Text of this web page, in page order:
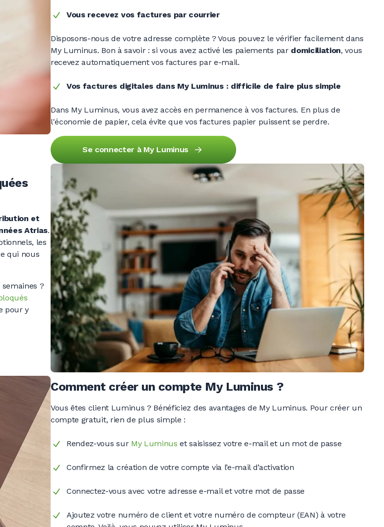
Vous recevez vos factures par courrier
Disposons-nous de votre adresse complète ? Vous pouvez le vérifier facilement dans
My Luminus. Bon àsavoir : si vous avez activé les paiements par domiciliation, vous
recevez automatiquement vos factures par e-mail.
Vos factures digitales dans My Luminus : difficile de faire plus simple
Dans My Luminus, vous avez accès en permanence à vos factures. En plus de
l'économie de papier, cela évite que vos factures papier puissent se perdre.
Se connecter à My Luminus
et
Atrias.
les
qui nous
semaines ?
pour y
Comment créer un compte My Luminus ?
Vous êtes client Luminus ?Bénéficiez des avantages de My Luminus. Pour créer un
compte gratuit, rien de plus simple :
Rendez-vous sur My Luminus et saisissez votre e-mail et un mot de passe
Confirmez la création de votre compte via l’e-mail d’activation
Connectez-vous avec votre adresse e-mail et votre mot de passe
Ajoutez votre numéro de client et votre numéro de compteur (EAN) à votre